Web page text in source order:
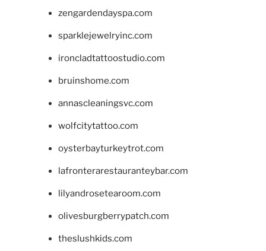
zengardendayspa.com
sparklejewelryinc.com
ironcladtattoostudio.com
bruinshome.com
annascleaningsvc.com
wolfcitytattoo.com
oysterbayturkeytrot.com
lafronterarestauranteybar.com
lilyandrosetearoom.com
olivesburgberrypatch.com
theslushkids.com